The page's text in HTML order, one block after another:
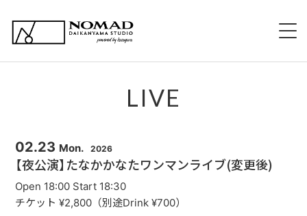
新規出演希望について
スタッフ紹介
LIVE
02.23 Mon. 2026
【夜公演】たなかかなたワンマンライブ(変更後)
Open 18:00 Start 18:30
チケット ¥2,800（別途Drink ¥700）